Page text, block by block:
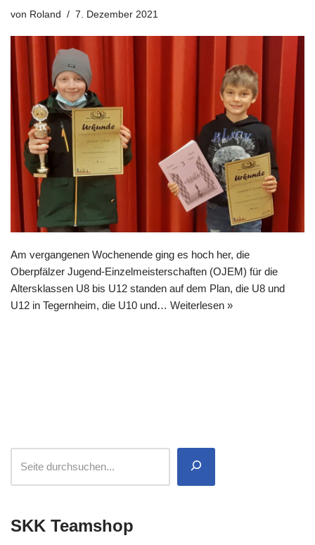
von Roland 7. Dezember 2021
Am vergangenen Wochenende ging es hoch her, die
Oberpfälzer Jugend-Einzelmeisterschaften (OJEM) für die
Altersklassen U8 bis U12 standen auf dem Plan, die U8 und
U12 in Tegernheim, die U10 und… Weiterlesen »
SKK Teamshop